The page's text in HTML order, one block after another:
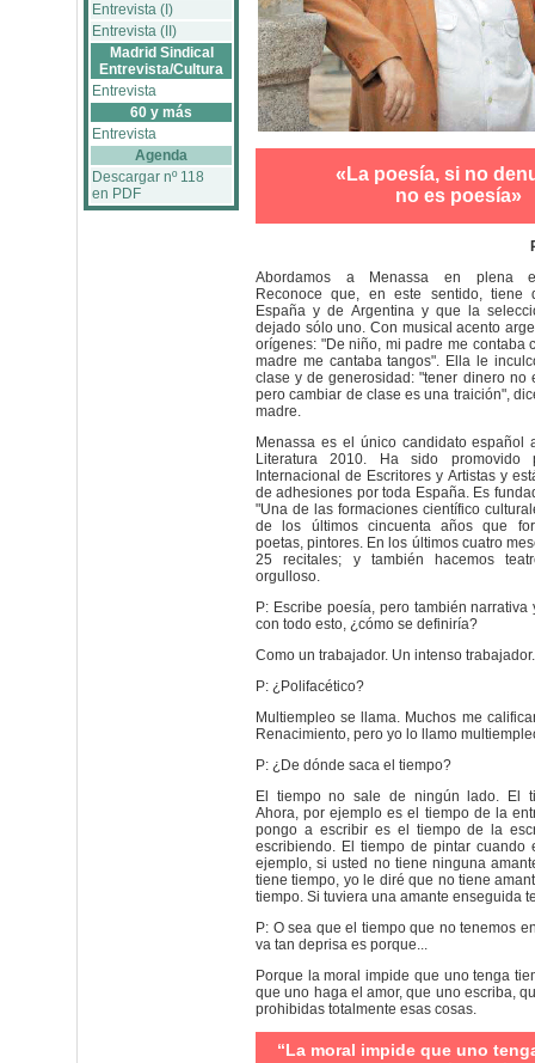
Entrevista (I)
Entrevista (II)
Madrid Sindical
Entrevista/Cultura
Entrevista
60 y más
Entrevista
Agenda
Descargar nº 118
en PDF
«La poesía, si no
no es poesía»
Abordamos a Menassa en plena
Reconoce que, en este sentido, tiene
España y de Argentina y que la
dejado sólo uno. Con musical acento
orígenes: "De niño, mi padre me contaba
madre me cantaba tangos". Ella le
clase y de generosidad: "tener dinero no
pero cambiar de clase es una traición",
madre.
Menassa es el único candidato español
Literatura 2010. Ha sido promovido
Internacional de Escritores y Artistas y
de adhesiones por toda España. Es
"Una de las formaciones científico
de los últimos cincuenta años que
poetas, pintores. En los últimos cuatro
25 recitales; y también hacemos
orgulloso.
P: Escribe poesía, pero también narrativa
con todo esto, ¿cómo se definiría?
Como un trabajador. Un intenso trabajador.
P: ¿Polifacético?
Multiempleo se llama. Muchos me
Renacimiento, pero yo lo llamo
P: ¿De dónde saca el tiempo?
El tiempo no sale de ningún lado. El
Ahora, por ejemplo es el tiempo de la
pongo a escribir es el tiempo de la
escribiendo. El tiempo de pintar cuando
ejemplo, si usted no tiene ninguna
tiene tiempo, yo le diré que no tiene
tiempo. Si tuviera una amante enseguida
P: O sea que el tiempo que no tenemos
va tan deprisa es porque...
Porque la moral impide que uno tenga
que uno haga el amor, que uno escriba,
prohibidas totalmente esas cosas.
“La moral impide que uno